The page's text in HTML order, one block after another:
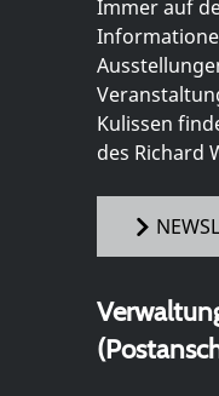
Immer auf
Kulissen
des Richard